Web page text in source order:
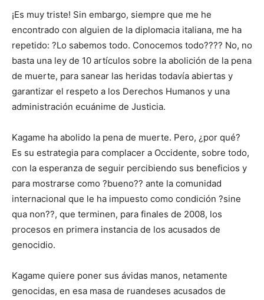
¡Es muy triste! Sin embargo, siempre que me he
encontrado con alguien de la diplomacia italiana, me ha
repetido: ?Lo sabemos todo. Conocemos todo???? No, no
basta una ley de 10 artículos sobre la abolición de la pena
de muerte, para sanear las heridas todavía abiertas y
garantizar el respeto a los Derechos Humanos y una
administración ecuánime de Justicia.
Kagame ha abolido la pena de muerte. Pero, ¿por qué?
Es su estrategia para complacer a Occidente, sobre todo,
con la esperanza de seguir percibiendo sus beneficios y
para mostrarse como ?bueno?? ante la comunidad
internacional que le ha impuesto como condición ?sine
qua non??, que terminen, para finales de 2008, los
procesos en primera instancia de los acusados de
genocidio.
Kagame quiere poner sus ávidas manos, netamente
genocidas, en esa masa de ruandeses acusados de